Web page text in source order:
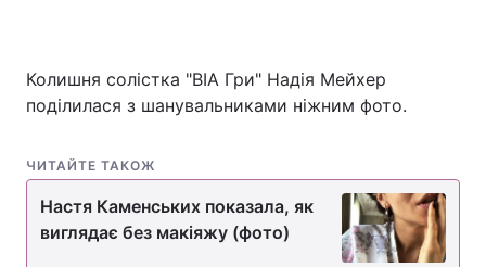
Колишня солістка "ВІА Гри" Надія Мейхер
поділилася з шанувальниками ніжним фото.
ЧИТАЙТЕ ТАКОЖ
Настя Каменських показала, як
виглядає без макіяжу (фото)